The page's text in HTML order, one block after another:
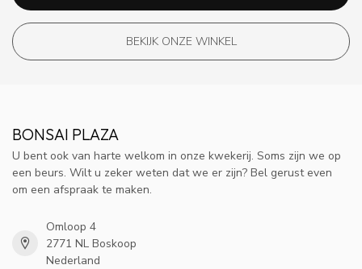
BEKIJK ONZE WINKEL
BONSAI PLAZA
U bent ook van harte welkom in onze kwekerij. Soms zijn we op
een beurs. Wilt u zeker weten dat we er zijn? Bel gerust even
om een afspraak te maken.
Omloop 4
2771 NL Boskoop
Nederland